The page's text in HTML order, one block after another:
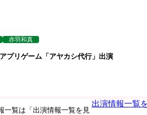
赤羽和真
プリゲーム「アヤカシ代行」出演
一覧は「出演情報一覧を見
出演情報一覧